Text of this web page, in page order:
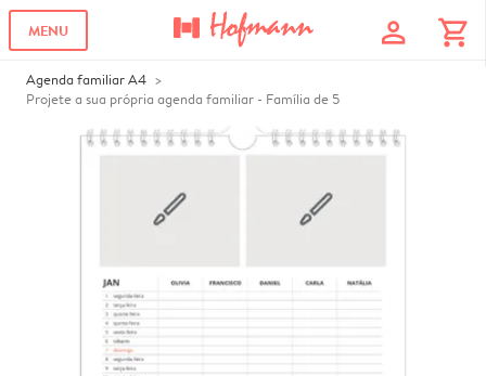
MENU profile shopping_cart
Agenda familiar A4
Projete a sua própria agenda familiar - Família de 5